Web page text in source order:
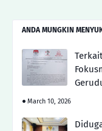
ANDA MUNGKIN
March 10, 2026